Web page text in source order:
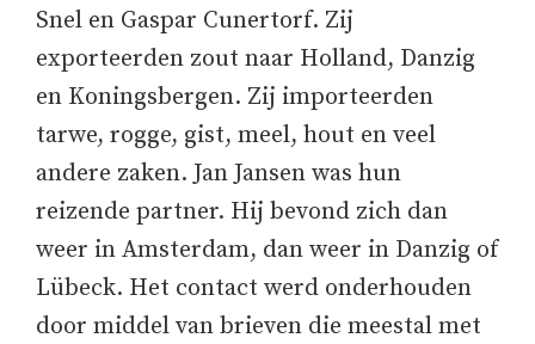
Snel en Gaspar Cunertorf. Zij
exporteerden zout naar Holland, Danzig
en Koningsbergen. Zij importeerden
tarwe, rogge, gist, meel, hout en veel
andere zaken. Jan Jansen was hun
reizende partner. Hij bevond zich dan
weer in Amsterdam, dan weer in Danzig of
Lübeck. Het contact werd onderhouden
door middel van brieven die meestal met